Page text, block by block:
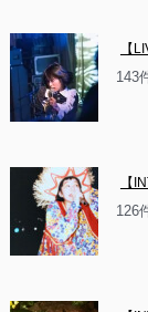
【
143
【
126